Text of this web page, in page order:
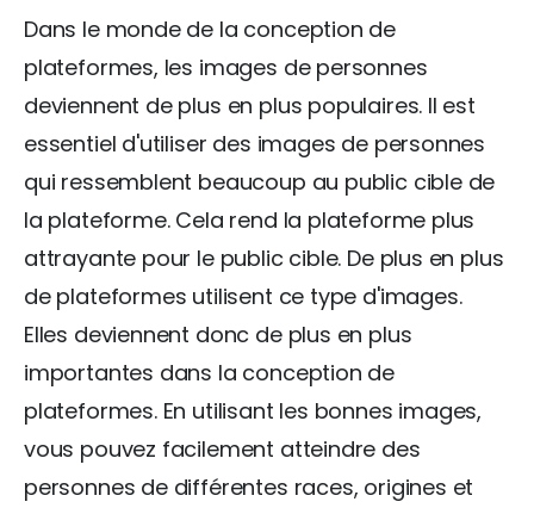
Dans le monde de la conception de
plateformes, les images de personnes
deviennent de plus en plus populaires. Il est
essentiel d'utiliser des images de personnes
qui ressemblent beaucoup au public cible de
la plateforme. Cela rend la plateforme plus
attrayante pour le public cible. De plus en plus
de plateformes utilisent ce type d'images.
Elles deviennent donc de plus en plus
importantes dans la conception de
plateformes. En utilisant les bonnes images,
vous pouvez facilement atteindre des
personnes de différentes races, origines et